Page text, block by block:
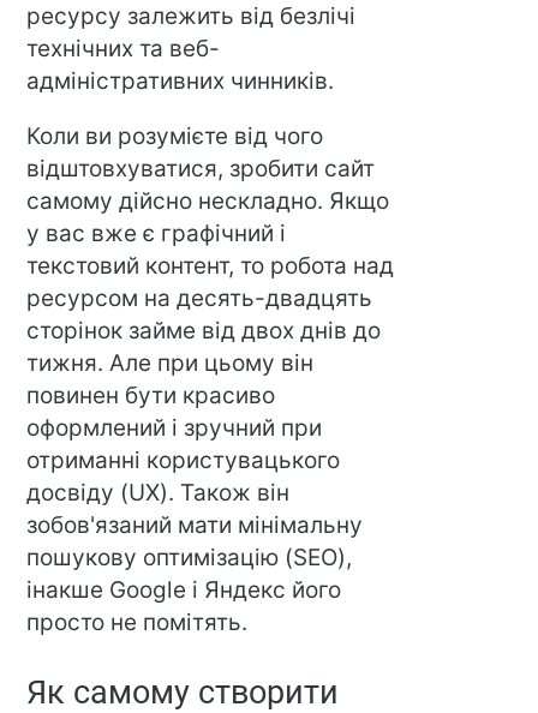
ресурсу залежить від безлічі
технічних та веб-
адміністративних чинників.
Коли ви розумієте від чого
відштовхуватися, зробити сайт
самому дійсно нескладно. Якщо
у вас вже є графічний і
текстовий контент, то робота над
ресурсом на десять-двадцять
сторінок займе від двох днів до
тижня. Але при цьому він
повинен бути красиво
оформлений і зручний при
отриманні користувацького
досвіду (UX). Також він
зобов'язаний мати мінімальну
пошукову оптимізацію (SEO),
інакше Google і Яндекс його
просто не помітять.
Як самому створити